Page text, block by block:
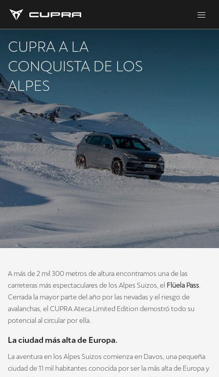
CUPRA A LA
CONQUISTA DE LOS
ALPES
A más de 2 mil 300 metros de altura encontramos una de las
carreteras más espectaculares de los Alpes Suizos, el Flüela Pass
Cerrada la mayor parte del año por las nevadas y el riesgo de
avalanchas, el CUPRA Ateca Limited Edition demostró todo su
potencial al circular por ella.
La ciudad más alta de Europa.
La aventura en los Alpes Suizos comienza en Davos, una pequeña
ciudad de 11 mil habitantes conocida por ser la más alta de Europa y